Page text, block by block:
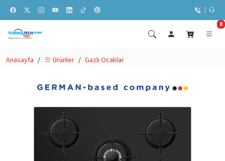
0
Anasayfa Ürünler Gazlı Ocaklar